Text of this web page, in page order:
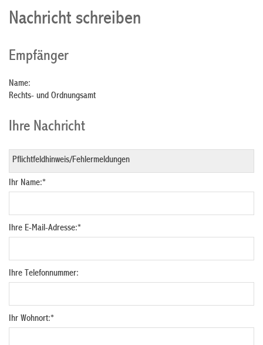
Nachricht schreiben
Empfänger
Name:
Rechts- und Ordnungsamt
Ihre Nachricht
Ihr Name:*
Ihre E-Mail-Adresse:*
Ihre Telefonnummer:
Ihr Wohnort:*